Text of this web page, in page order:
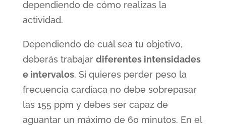
dependiendo de cómo realizas la
actividad.
Dependiendo de cuál sea tu objetivo,
deberás trabajar diferentes intensidades
e intervalos. Si quieres perder peso la
frecuencia cardíaca no debe sobrepasar
las 155 ppm y debes ser capaz de
aguantar un máximo de 60 minutos. En el